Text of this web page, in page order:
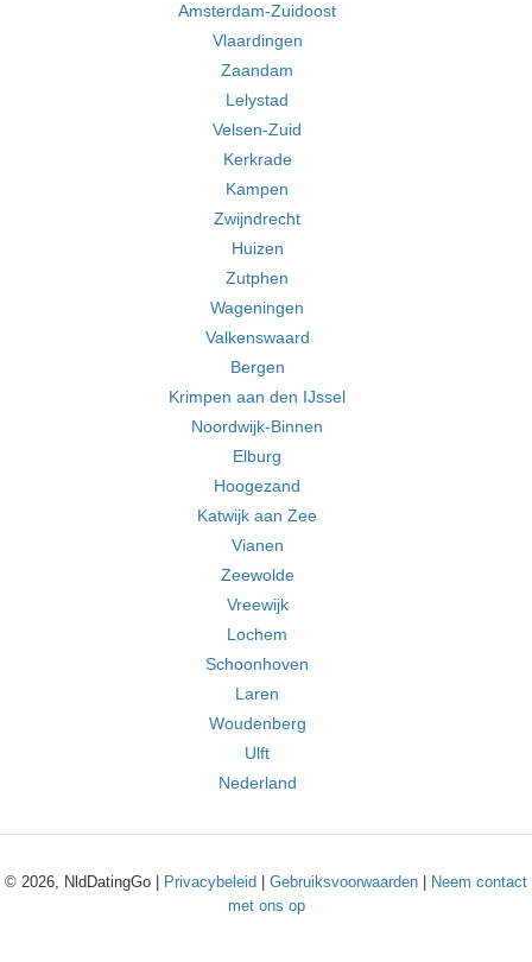
Amsterdam-Zuidoost
Vlaardingen
Zaandam
Lelystad
Velsen-Zuid
Kerkrade
Kampen
Zwijndrecht
Huizen
Zutphen
Wageningen
Valkenswaard
Bergen
Krimpen aan den IJssel
Noordwijk-Binnen
Elburg
Hoogezand
Katwijk aan Zee
Vianen
Zeewolde
Vreewijk
Lochem
Schoonhoven
Laren
Woudenberg
Ulft
Nederland
© 2026, NldDatingGo | Privacybeleid Gebruiksvoorwaarden
Neem contact
met ons op